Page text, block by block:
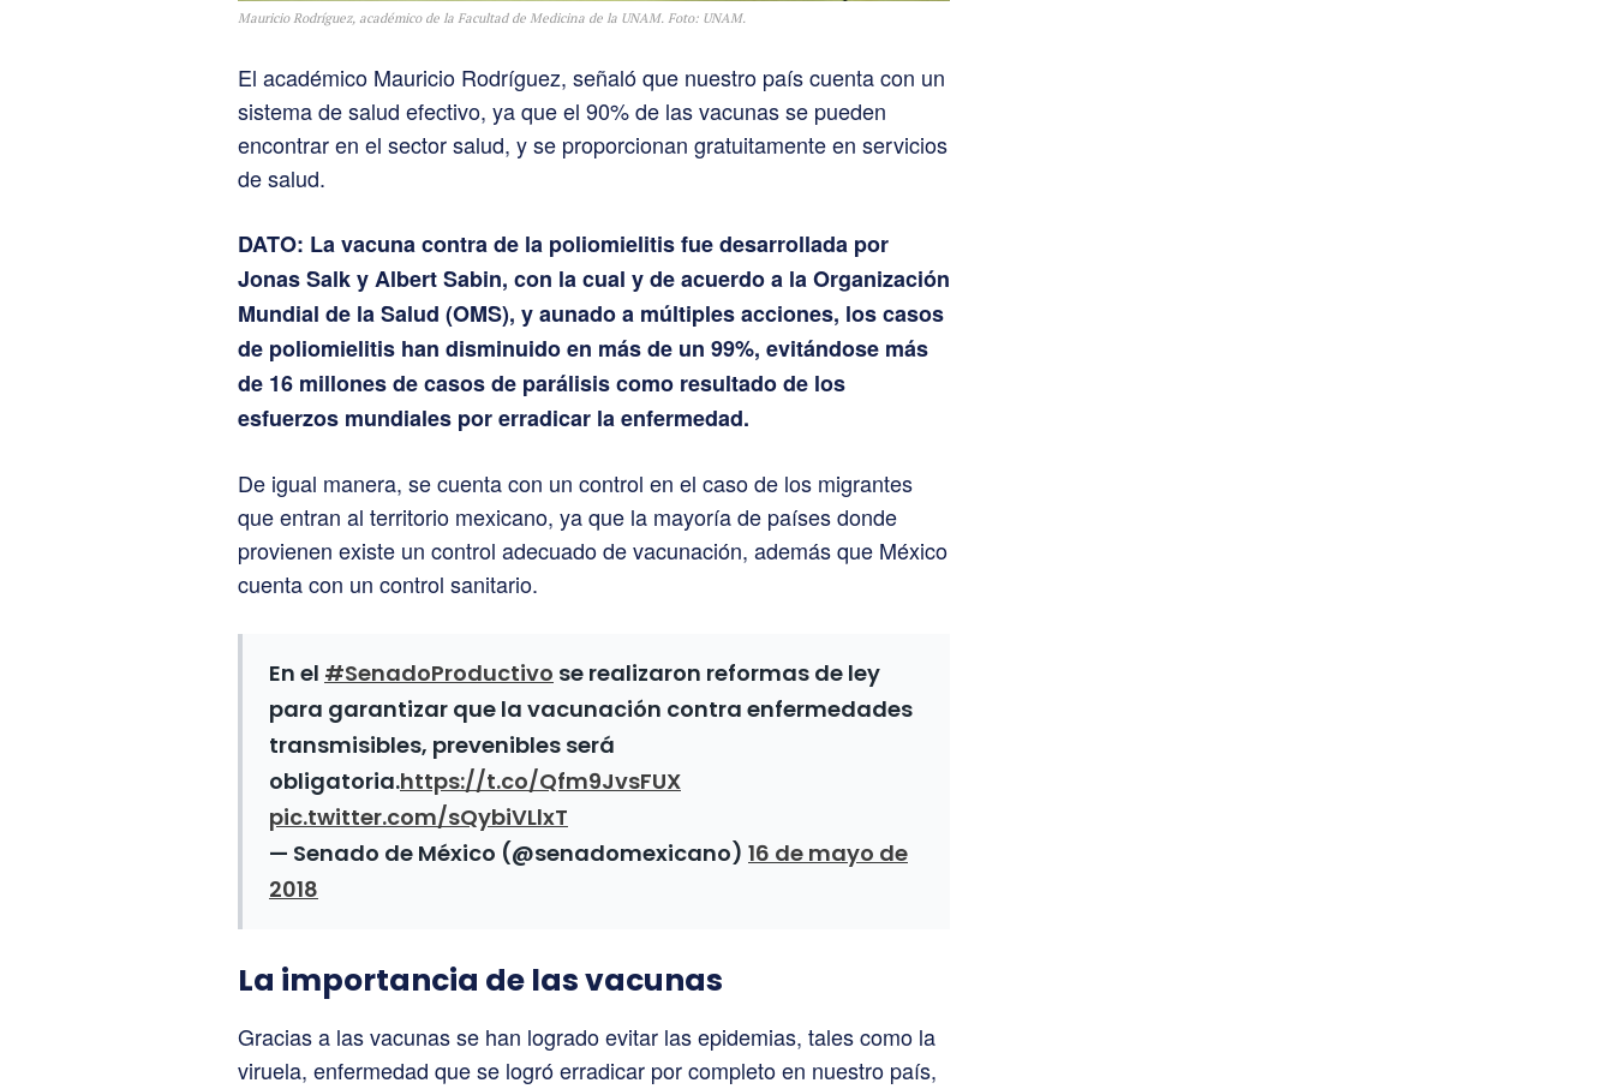
Mauricio Rodríguez, académico de la Facultad de Medicina de la UNAM. Foto: UNAM.
El académico Mauricio Rodríguez, señaló que nuestro país cuenta con un
sistema de salud efectivo, ya que el 90% de las vacunas se pueden
encontrar en el sector salud, y se proporcionan gratuitamente en servicios
de salud.
DATO: La vacuna contra de la poliomielitis fue desarrollada por
Jonas Salk y Albert Sabin, con la cual y de acuerdo a la Organización
Mundial de la Salud (OMS), y aunado a múltiples acciones, los casos
de poliomielitis han disminuido en más de un 99%, evitándose más
de 16 millones de casos de parálisis como resultado de los
esfuerzos mundiales por erradicar la enfermedad.
De igual manera, se cuenta con un control en el caso de los migrantes
que entran al territorio mexicano, ya que la mayoría de países donde
provienen existe un control adecuado de vacunación, además que México
cuenta con un control sanitario.
En el #SenadoProductivo se realizaron reformas de ley
para garantizar que la vacunación contra enfermedades
transmisibles, prevenibles será
obligatoria.https://t.co/Qfm9JvsFUX
pic.twitter.com/sQybiVLlxT
— Senado de México (@senadomexicano) 16 de mayo de
2018
La importancia de las vacunas
Gracias a las vacunas se han logrado evitar las epidemias, tales como la
viruela, enfermedad que se logró erradicar por completo en nuestro país,